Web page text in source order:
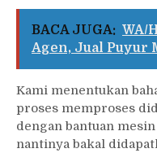
BACA JUGA: WA/
Agen, Jual Puyur
Kami menentukan
proses memproses
dengan bantuan
nantinya bakal